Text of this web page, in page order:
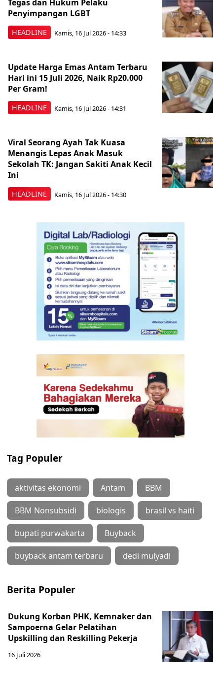
HEADLINE
Tegas dan Hukum Pelaku
Penyimpangan LGBT
Kamis, 16 Jul 2026 - 14:33
HEADLINE
Update Harga Emas Antam Terbaru
Hari ini 15 Juli 2026, Naik Rp20.000
Per Gram!
Kamis, 16 Jul 2026 - 14:31
HEADLINE
Viral Seorang Ayah Tak Kuasa
Menangis Lepas Anak Masuk
Sekolah TK: Jangan Sakiti Anak Kecil
Ini
Kamis, 16 Jul 2026 - 14:30
Tag Populer
aktivitas ekonomi Antam BBM
BBM Nonsubsidi biologis brasil vs haiti
bupati purwakarta Buyback
buyback antam terbaru dedi mulyadi
Berita Populer
Dukung Korban PHK, Kemnaker dan
Sampoerna Gelar Pelatihan
Upskilling dan Reskilling Pekerja
16 Juli 2026